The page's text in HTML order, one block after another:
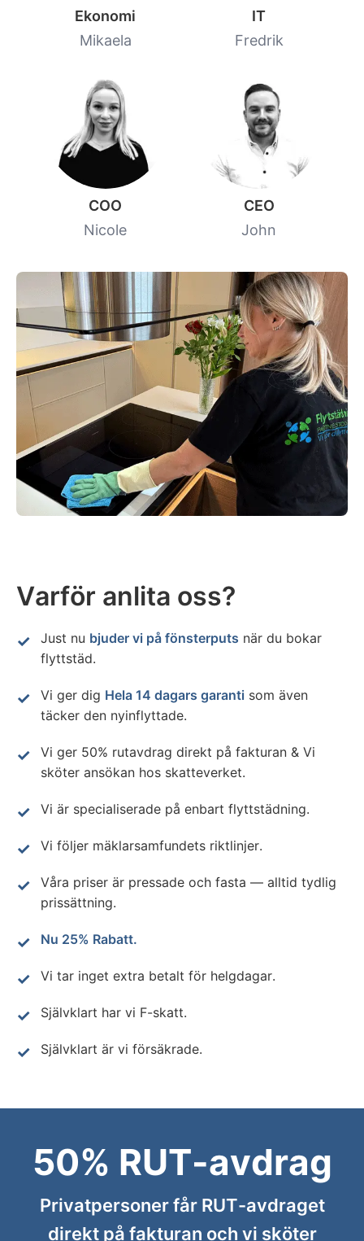
Ekonomi
Mikaela
IT
Fredrik
COO
Nicole
CEO
John
Varför anlita oss?
Just nu bjuder vi på fönsterputs när du bokar
flyttstäd.
Vi ger dig Hela 14 dagars garanti som även
täcker den nyinflyttade.
Vi ger 50% rutavdrag direkt på fakturan & Vi
sköter ansökan hos skatteverket.
Vi är specialiserade på enbart flyttstädning.
Vi följer mäklarsamfundets riktlinjer.
Våra priser är pressade och fasta — alltid tydlig
prissättning.
Nu 25% Rabatt.
Vi tar inget extra betalt för helgdagar.
Självklart har vi F-skatt.
Självklart är vi försäkrade.
50% RUT-avdrag
Privatpersoner får RUT-avdraget
direkt på fakturan och vi sköter